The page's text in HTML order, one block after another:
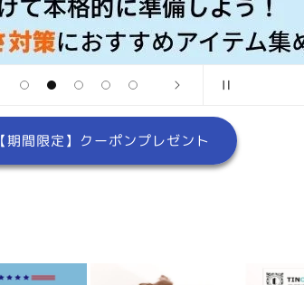
【期間限定】クーポンプレゼント